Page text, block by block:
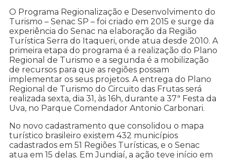
O Programa Regionalização e Desenvolvimento do
Turismo – Senac SP – foi criado em 2015 e surge da
experiência do Senac na elaboração da Região
Turística Serra do Itaqueri, onde atua desde 2010. A
primeira etapa do programa é a realização do Plano
Regional de Turismo e a segunda é a mobilização
de recursos para que as regiões possam
implementar os seus projetos. A entrega do Plano
Regional de Turismo do Circuito das Frutas será
realizada sexta, dia 31, às 16h, durante a 37ª Festa da
Uva, no Parque Comendador Antonio Carbonari.
No novo cadastramento que consolidou o mapa
turístico brasileiro existem 432 municípios
cadastrados em 51 Regiões Turísticas, e o Senac
atua em 15 delas. Em Jundiaí, a ação teve início em